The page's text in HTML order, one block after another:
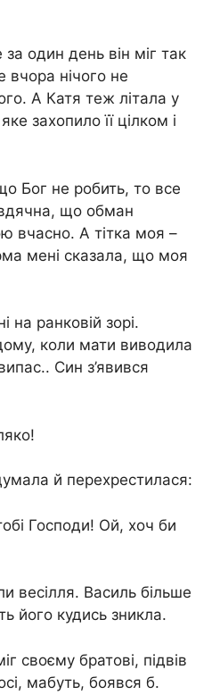
один день він міг так
нічого не
А Катя теж літала у
захопило її цілком і
Бог не робить, то все
що обман
вчасно. А тітка моя –
мені сказала, що моя
на ранковій зорі.
коли мати виводила
Син з’явився
й перехрестилася:
Господи! Ой, хоч би
весілля. Василь більше
його кудись зникла.
своєму братові, підвів
мабуть, боявся б.